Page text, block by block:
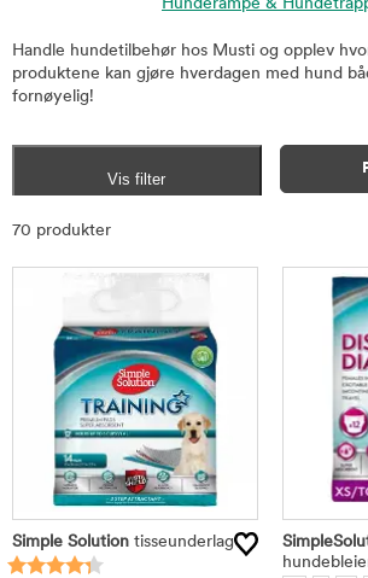
Hunderampe &
Handle hundetilbehør hos Musti og opplev
produktene kan gjøre hverdagen med hund
fornøyelig!
Vis filter
70 produkter
Simple Solution tisseunderlag